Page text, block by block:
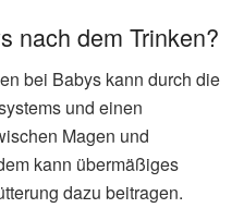
nach dem Trinken?
bei Babys kann durch die
und einen
Magen und
kann übermäßiges
dazu beitragen.